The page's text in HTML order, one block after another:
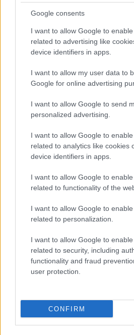
Google consents
I want to allow Google to
related to advertising like
device identifiers in apps.
I want to allow my user data to
Google for online advertising
I want to allow Google to send
personalized advertising.
I want to allow Google to
related to analytics like cookies
device identifiers in apps.
I want to allow Google to
related to functionality of the
I want to allow Google to
related to personalization.
I want to allow Google to
related to security, including
functionality and fraud
user protection.
CONFIRM
massza a töltelék közzé
A szalonnás lepényekre vágjunk
paradicsomkarikát. A kilógó